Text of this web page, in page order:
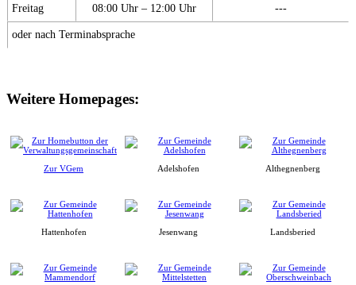
Freitag 08:00 Uhr – 12:00 Uhr ---
oder nach Terminabsprache
Weitere Homepages:
Zur VGem Adelshofen Althegnenberg
Hattenhofen Jesenwang Landsberied